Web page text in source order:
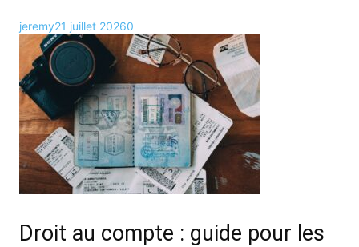
jeremy21 juillet 20260
Droit au compte : guide pour les